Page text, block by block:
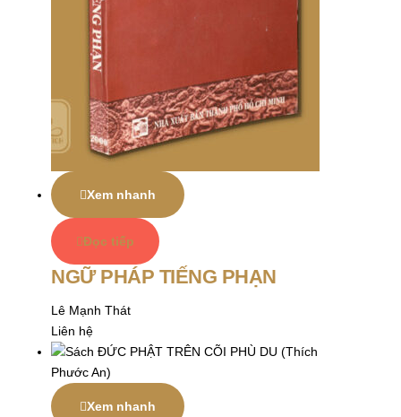
Xem nhanh
Đọc tiếp
NGỮ PHÁP TIẾNG PHẠN
Lê Mạnh Thát
Liên hệ
Xem nhanh